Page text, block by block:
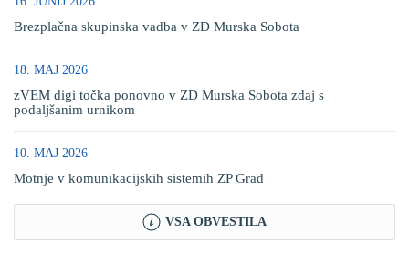
Brezplačna skupinska vadba v ZD Murska Sobota
18. MAJ 2026
zVEM digi točka ponovno v ZD Murska Sobota zdaj s
podaljšanim urnikom
10. MAJ 2026
Motnje v komunikacijskih sistemih ZP Grad
VSA OBVESTILA